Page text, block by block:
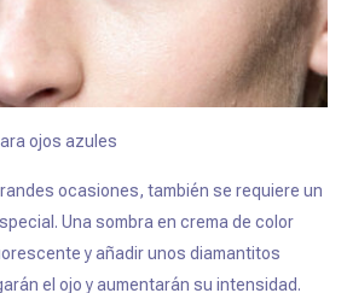
ojos azules
ocasiones, también se requiere un
Una sombra en crema de color
y añadir unos diamantitos
el ojo y aumentarán su intensidad.